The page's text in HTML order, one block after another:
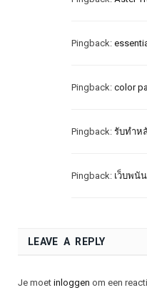
Pingback:
Pingback: color
Pingback: รับทำห
Pingback: เว็บพนั
LEAVE A REPLY
Je moet inloggen om een